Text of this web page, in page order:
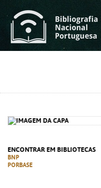
ENCONTRAR EM BIBLIOTECAS
BNP
PORBASE